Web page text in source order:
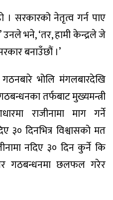
। सरकारको नेतृत्व गर्न पाए
उनले भने, ‘तर, हामी केन्द्रले जे
बनाउँछौं ।’
भोलि मंगलबारदेखि
तर्फबाट मुख्यमन्त्री
राजीनामा माग गर्ने
३० दिनभित्र विश्वासको मत
नदिए ३० दिन कुर्ने कि
गठबन्धनमा छलफल गरेर